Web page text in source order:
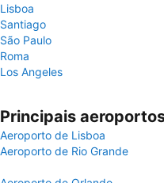
Lisboa
Santiago
São Paulo
Roma
Los Angeles
Principais
Aeroporto de Lisboa
Aeroporto de Rio Grande